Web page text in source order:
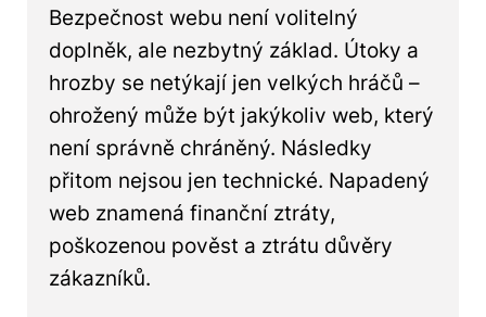
Bezpečnost webu není volitelný
doplněk, ale nezbytný základ. Útoky a
hrozby se netýkají jen velkých hráčů –
ohrožený může být jakýkoliv web, který
není správně chráněný. Následky
přitom nejsou jen technické. Napadený
web znamená finanční ztráty,
poškozenou pověst a ztrátu důvěry
zákazníků.